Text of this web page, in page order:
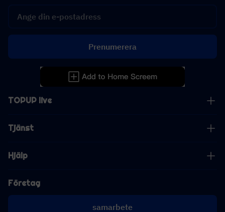
TOPUP live
Tjänst
Hjälp
Företag
samarbete
Prenumerera